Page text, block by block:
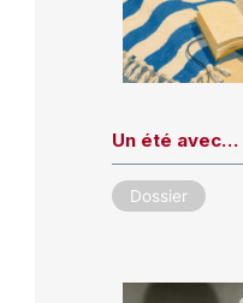
Un été avec…
Dossier